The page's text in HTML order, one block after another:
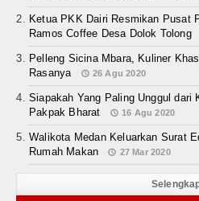
Ketua PKK Dairi Resmikan Pusat
Ramos Coffee Desa Dolok Tolong
Pelleng Sicina Mbara, Kuliner
Rasanya
26 Agu 2020
Siapakah Yang Paling Unggul dari
Pakpak Bharat
16 Agu 2020
Walikota Medan Keluarkan Surat
Rumah Makan
27 Mar 2020